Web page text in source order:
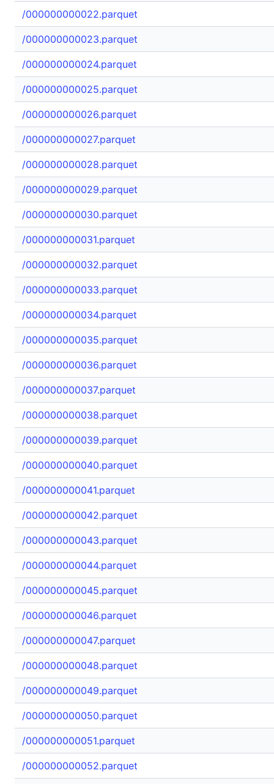
/000000000022.parquet
/000000000023.parquet
/000000000024.parquet
/000000000025.parquet
/000000000026.parquet
/000000000027.parquet
/000000000028.parquet
/000000000029.parquet
/000000000030.parquet
/000000000031.parquet
/000000000032.parquet
/000000000033.parquet
/000000000034.parquet
/000000000035.parquet
/000000000036.parquet
/000000000037.parquet
/000000000038.parquet
/000000000039.parquet
/000000000040.parquet
/000000000041.parquet
/000000000042.parquet
/000000000043.parquet
/000000000044.parquet
/000000000045.parquet
/000000000046.parquet
/000000000047.parquet
/000000000048.parquet
/000000000049.parquet
/000000000050.parquet
/000000000051.parquet
/000000000052.parquet